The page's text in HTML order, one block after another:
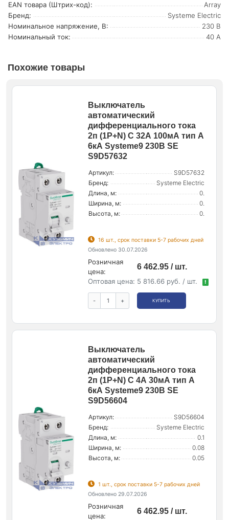
EAN товара (Штрих-код):
Array
Бренд:
Systeme Electric
Номинальное напряжение, В:
230 В
Номинальный ток:
40 А
Похожие товары
Выключатель
автоматический
дифференциального тока
2п (1P+N) C 32А 100мА тип A
6кА Systeme9 230В SE
S9D57632
Артикул:
S9D57632
Бренд:
Systeme Electric
Длина, м:
0.
Ширина, м:
0.
Высота, м:
0.
16 шт., срок поставки 5-7 рабочих дней
Обновлено 30.07.2026
Розничная
цена:
6 462.95 / шт.
Оптовая цена: 5 816.66 руб. / шт. !
- + КУПИТЬ
Выключатель
автоматический
дифференциального тока
2п (1P+N) C 4А 30мА тип A
6кА Systeme9 230В SE
S9D56604
Артикул:
S9D56604
Бренд:
Systeme Electric
Длина, м:
0.1
Ширина, м:
0.08
Высота, м:
0.05
1 шт., срок поставки 5-7 рабочих дней
Обновлено 29.07.2026
Розничная
цена:
6 462.95 / шт.